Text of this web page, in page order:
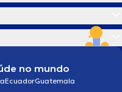
no mundo
EcuadorGuatemala